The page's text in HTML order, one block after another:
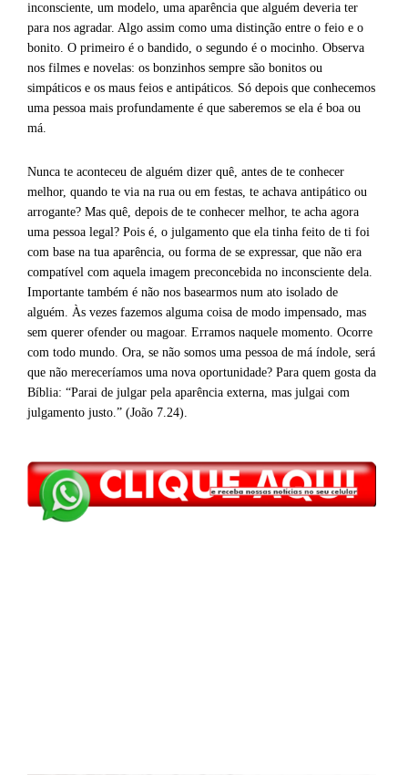
inconsciente, um modelo, uma aparência que alguém deveria ter
para nos agradar. Algo assim como uma distinção entre o feio e o
bonito. O primeiro é o bandido, o segundo é o mocinho. Observa
nos filmes e novelas: os bonzinhos sempre são bonitos ou
simpáticos e os maus feios e antipáticos. Só depois que conhecemos
uma pessoa mais profundamente é que saberemos se ela é boa ou
má.
Nunca te aconteceu de alguém dizer quê, antes de te conhecer
melhor, quando te via na rua ou em festas, te achava antipático ou
arrogante? Mas quê, depois de te conhecer melhor, te acha agora
uma pessoa legal? Pois é, o julgamento que ela tinha feito de ti foi
com base na tua aparência, ou forma de se expressar, que não era
compatível com aquela imagem preconcebida no inconsciente dela.
Importante também é não nos basearmos num ato isolado de
alguém. Às vezes fazemos alguma coisa de modo impensado, mas
sem querer ofender ou magoar. Erramos naquele momento. Ocorre
com todo mundo. Ora, se não somos uma pessoa de má índole, será
que não mereceríamos uma nova oportunidade? Para quem gosta da
Bíblia: “Parai de julgar pela aparência externa, mas julgai com
julgamento justo.” (João 7.24).